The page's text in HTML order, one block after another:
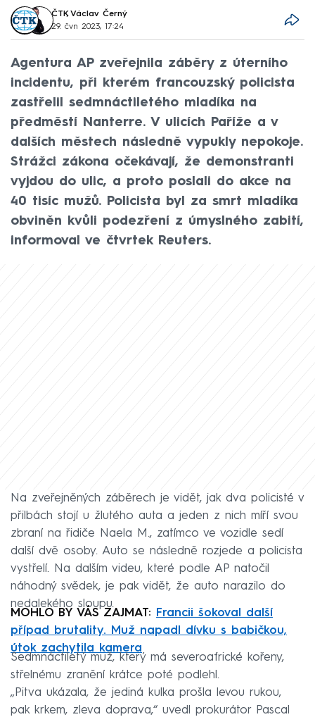
ČTK, Václav Černý
29. čvn 2023, 17:24
Agentura AP zveřejnila záběry z úterního
incidentu, při kterém francouzský policista
zastřelil sedmnáctiletého mladíka na
předměstí Nanterre. V ulicích Paříže a v
dalších městech následně vypukly nepokoje.
Strážci zákona očekávají, že demonstranti
vyjdou do ulic, a proto poslali do akce na
40 tisíc mužů. Policista byl za smrt mladíka
obviněn kvůli podezření z úmyslného zabití,
informoval ve čtvrtek Reuters.
Na zveřejněných záběrech je vidět, jak dva policisté v
přilbách stojí u žlutého auta a jeden z nich míří svou
zbraní na řidiče Naela M., zatímco ve vozidle sedí
další dvě osoby. Auto se následně rozjede a policista
vystřelí. Na dalším videu, které podle AP natočil
náhodný svědek, je pak vidět, že auto narazilo do
nedalekého sloupu.
MOHLO BY VÁS ZAJMAT:
Francii šokoval další
případ brutality. Muž napadl dívku s babičkou,
útok zachytila kamera
Sedmnáctiletý muž, který má severoafrické kořeny,
střelnému zranění krátce poté podlehl.
„Pitva ukázala, že jediná kulka prošla levou rukou,
pak krkem, zleva doprava,“ uvedl prokurátor Pascal